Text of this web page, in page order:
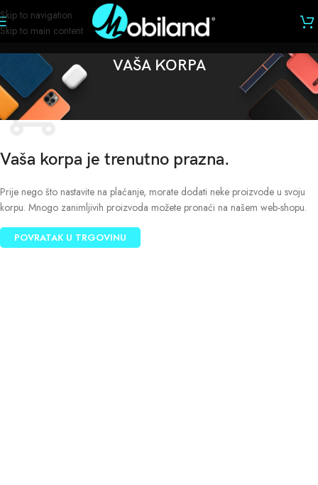
Skip to navigation
Skip to main content
VAŠA KORPA
Vaša korpa je trenutno prazna.
Prije nego što nastavite na plaćanje, morate dodati neke proizvode u svoju
korpu. Mnogo zanimljivih proizvoda možete pronaći na našem web-shopu.
POVRATAK U TRGOVINU